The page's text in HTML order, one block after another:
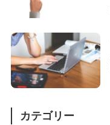
カテゴリー